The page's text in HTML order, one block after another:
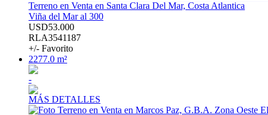
Terreno en Venta en Santa Clara Del Mar, Costa Atlantica
Viña del Mar al 300
USD53.000
RLA3541187
+/- Favorito
2277.0 m²
-
MÁS DETALLES